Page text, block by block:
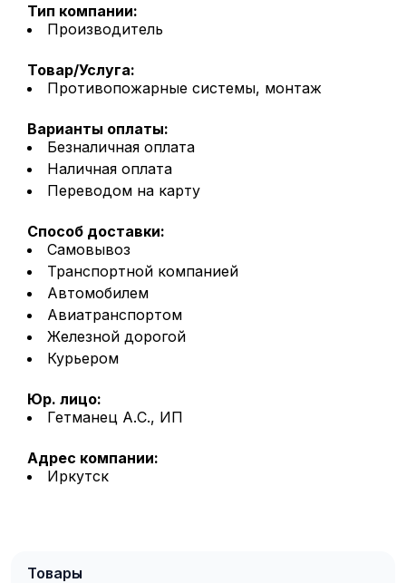
Тип компании:
Производитель
Товар/Услуга:
Противопожарные системы, монтаж
Варианты оплаты:
Безналичная оплата
Наличная оплата
Переводом на карту
Способ доставки:
Самовывоз
Транспортной компанией
Автомобилем
Авиатранспортом
Железной дорогой
Курьером
Юр. лицо:
Гетманец А.С., ИП
Адрес компании:
Иркутск
Товары